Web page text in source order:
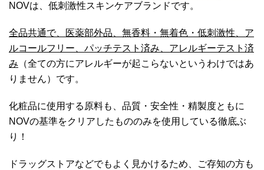
NOVは、低刺激性スキンケアブランドです。
全品共通で、医薬部外品、無香料・無着色・低刺激性、ア
ルコールフリー、パッチテスト済み、アレルギーテスト済
み （全ての方にアレルギーが起こらないというわけではあ
りません）です。
化粧品に使用する原料も、品質・安全性・精製度ともに
NOVの基準をクリアしたもののみを使用している徹底ぶ
り！
ドラッグストアなどでもよく見かけるため、ご存知の方も